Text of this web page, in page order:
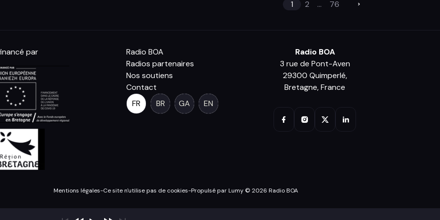
1 2 ... 76
par
Radio BOA
Radios partenaires
Nos soutiens
Contact
FR
BR GA EN
Radio BOA
3 rue de Pont-Aven
29300 Quimperlé,
Bretagne, France
Mentions légales-Ce site n'utilise pas de cookies-Propulsé par Lumy © 2026 Radio BOA